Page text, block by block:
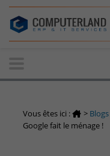
Information
contact us
Vous êtes ici : > Blogs
Google fait le ménage !